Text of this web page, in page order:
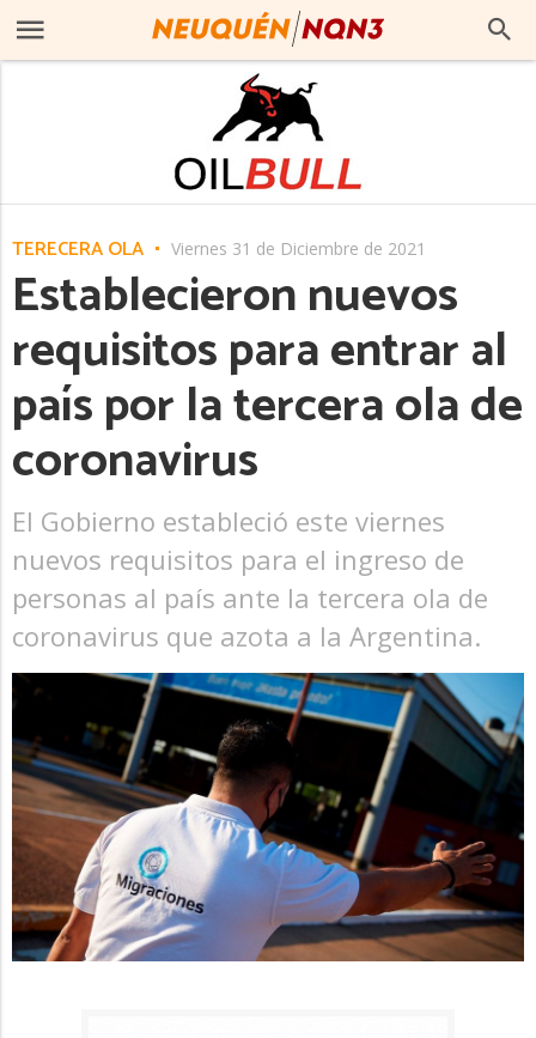
TERECERA OLA Viernes 31 de Diciembre de 2021
Establecieron nuevos
requisitos para entrar al
país por la tercera ola de
coronavirus
El Gobierno estableció este viernes
nuevos requisitos para el ingreso de
personas al país ante la tercera ola de
coronavirus que azota a la Argentina.